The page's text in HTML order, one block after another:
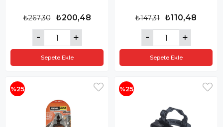
₺200,48
₺267,30
Sepete Ekle
₺110,48
₺147,31
Sepete Ekle
%25 %25